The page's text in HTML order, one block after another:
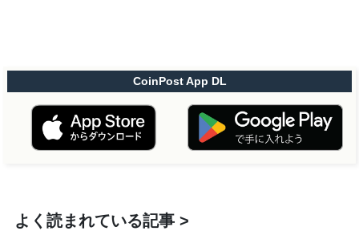
CoinPost App DL
よく読まれている記事